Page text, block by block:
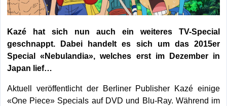
Kazé hat sich nun auch ein weiteres TV-Special
geschnappt. Dabei handelt es sich um das 2015er
Special «Nebulandia», welches erst im Dezember in
Japan lief…
Aktuell veröffentlicht der Berliner Publisher Kazé einige
«One Piece» Specials auf DVD und Blu-Ray. Während im